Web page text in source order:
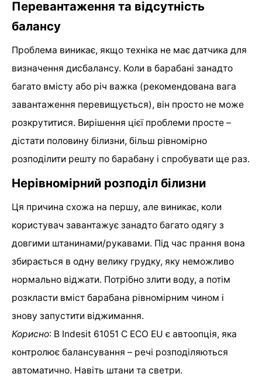
Перевантаження та відсутність
балансу
Проблема виникає, якщо техніка не має датчика для
визначення дисбалансу. Коли в барабані занадто
багато вмісту або річ важка (рекомендована вага
завантаження перевищується), він просто не може
розкрутитися. Вирішення цієї проблеми просте –
дістати половину білизни, більш рівномірно
розподілити решту по барабану і спробувати ще раз.
Нерівномірний розподіл білизни
Ця причина схожа на першу, але виникає, коли
користувач завантажує занадто багато одягу з
довгими штанинами/рукавами. Під час прання вона
збирається в одну велику грудку, яку неможливо
нормально віджати. Потрібно злити воду, а потім
розкласти вміст барабана рівномірним чином і
знову запустити віджимання.
Корисно: В Indesit 61051 C ECO EU є автоопція, яка
контролює балансування – речі розподіляються
автоматично. Навіть штани та светри.